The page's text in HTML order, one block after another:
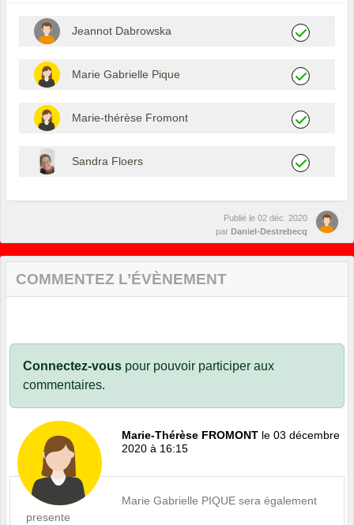
Jeannot Dabrowska
Marie Gabrielle Pique
Marie-thérèse Fromont
Sandra Floers
Publié le 02 déc. 2020
par Daniel-Destrebecq
COMMENTEZ L’ÉVÈNEMENT
Connectez-vous pour pouvoir participer aux
commentaires.
Marie-Thérèse FROMONT le 03 décembre
2020 à 16:15
Marie Gabrielle PIQUE sera également
presente